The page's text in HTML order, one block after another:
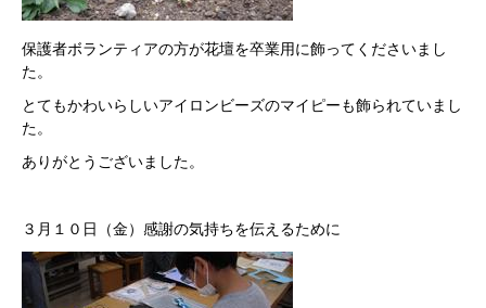
保護者ボランティアの方が花壇を卒業用に飾ってくださいまし
た。
とてもかわいらしいアイロンビーズのマイピーも飾られていまし
た。
ありがとうございました。
３月１０日（金）感謝の気持ちを伝えるために